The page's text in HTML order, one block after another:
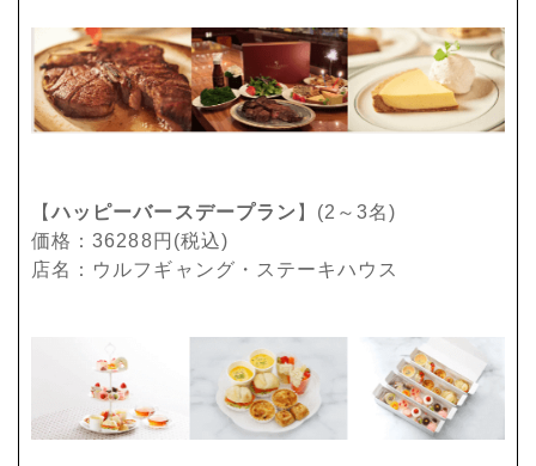
【ハッピーバースデープラン 】(2～3名)
価格：36288円(税込)
店名：ウルフギャング・ステーキハウス